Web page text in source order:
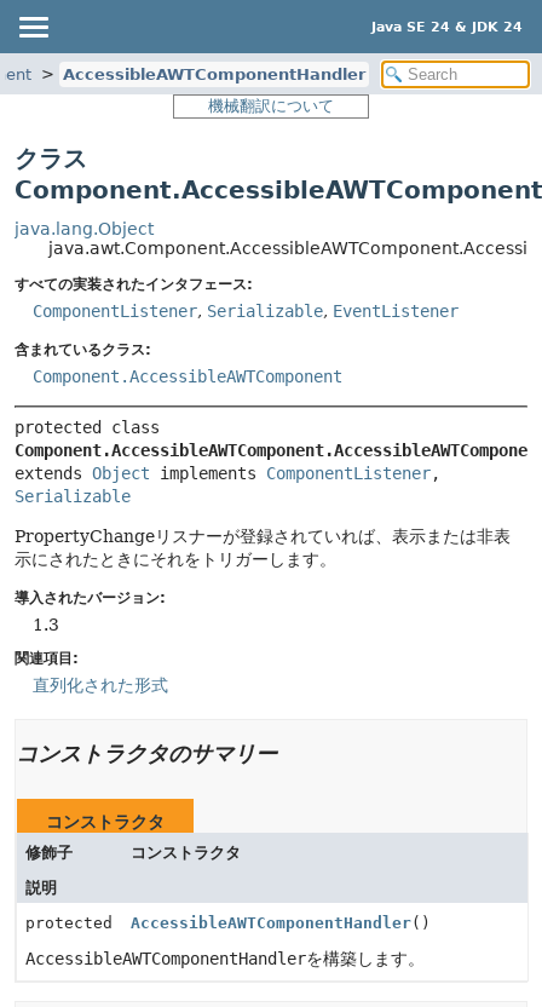
Java SE 24 & JDK 24
AccessibleAWTComponentHandler
機械翻訳について
クラス
java.lang.Object
すべての実装されたインタフェース:
ComponentListener, Serializable, EventListener
含まれているクラス:
Component.AccessibleAWTComponent
extends Object implements ComponentListener
Serializable
PropertyChangeリスナーが登録されていれば、表示または非表
示にされたときにそれをトリガーします。
導入されたバージョン:
1.3
関連項目:
直列化された形式
コンストラクタのサマリー
コンストラクタ
修飾子
コンストラクタ
説明
protected
AccessibleAWTComponentHandler()
AccessibleAWTComponentHandlerを構築します。